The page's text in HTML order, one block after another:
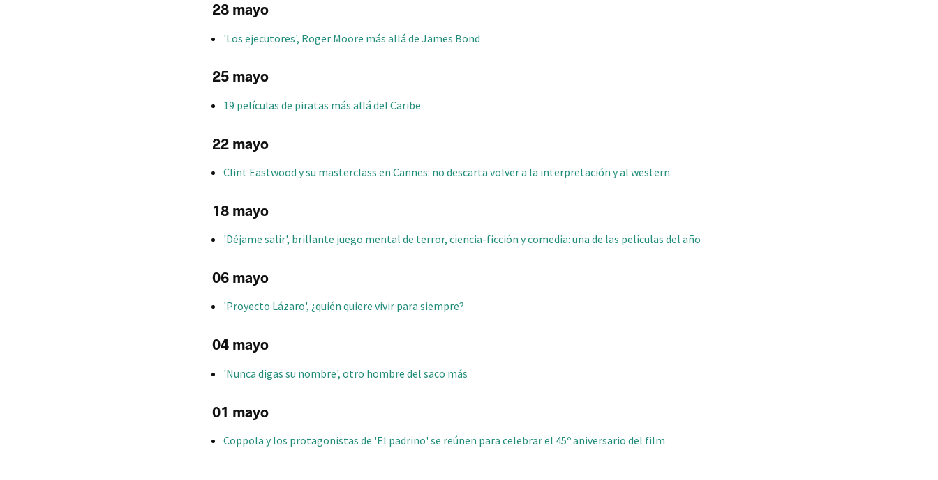
28 mayo
'Los ejecutores', Roger Moore más allá de James Bond
25 mayo
19 películas de piratas más allá del Caribe
22 mayo
Clint Eastwood y su masterclass en Cannes: no descarta volver a la interpretación y al western
18 mayo
'Déjame salir', brillante juego mental de terror, ciencia-ficción y comedia: una de las películas del año
06 mayo
'Proyecto Lázaro', ¿quién quiere vivir para siempre?
04 mayo
'Nunca digas su nombre', otro hombre del saco más
01 mayo
Coppola y los protagonistas de 'El padrino' se reúnen para celebrar el 45º aniversario del film